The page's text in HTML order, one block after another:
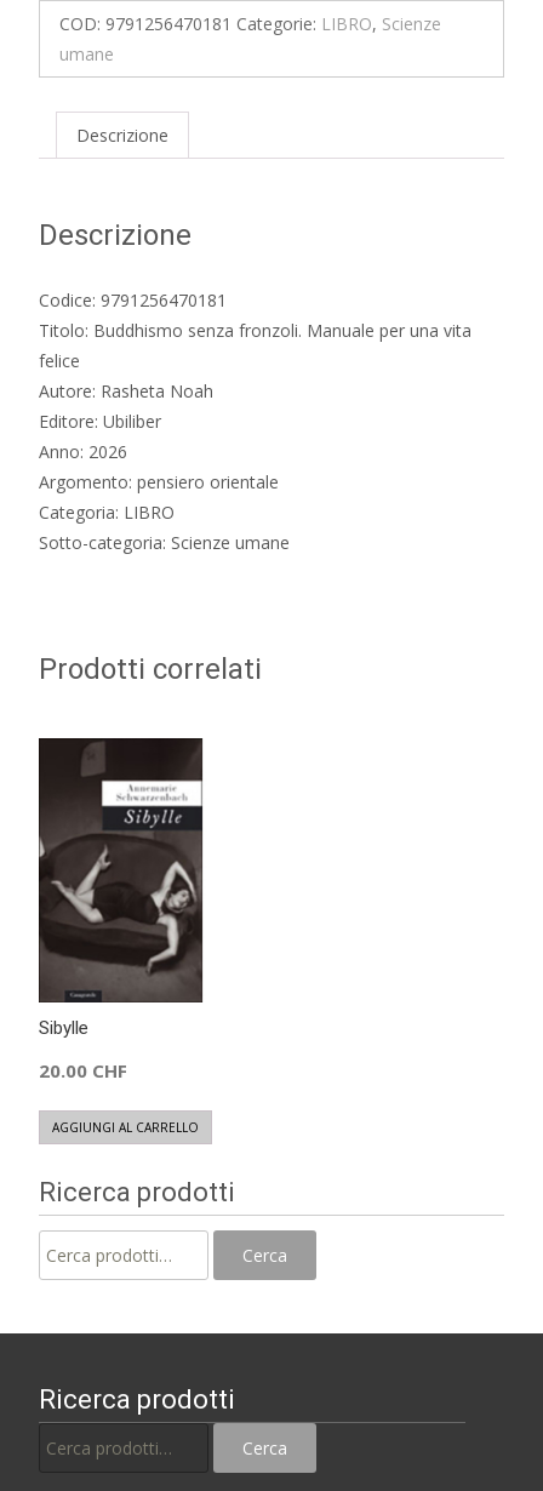
Manuale
una
felice
quantità
COD: 9791256470181 Categorie: LIBRO, Scienze
umane
Descrizione
Descrizione
Codice: 9791256470181
Titolo: Buddhismo senza fronzoli. Manuale per una vita
felice
Autore: Rasheta Noah
Editore: Ubiliber
Anno: 2026
Argomento: pensiero orientale
Categoria: LIBRO
Sotto-categoria: Scienze umane
Prodotti correlati
Sibylle
20.00 CHF
AGGIUNGI AL CARRELLO
Ricerca prodotti
Cerca
Ricerca prodotti
Cerca